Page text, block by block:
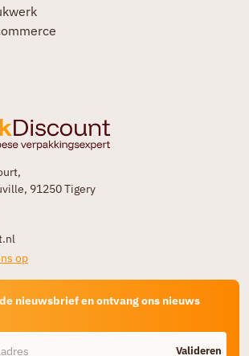
91250 Tigery
op
nieuwsbrief en ontvang ons nieuws
Valideren